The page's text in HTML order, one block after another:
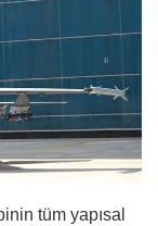
tüm yapısal